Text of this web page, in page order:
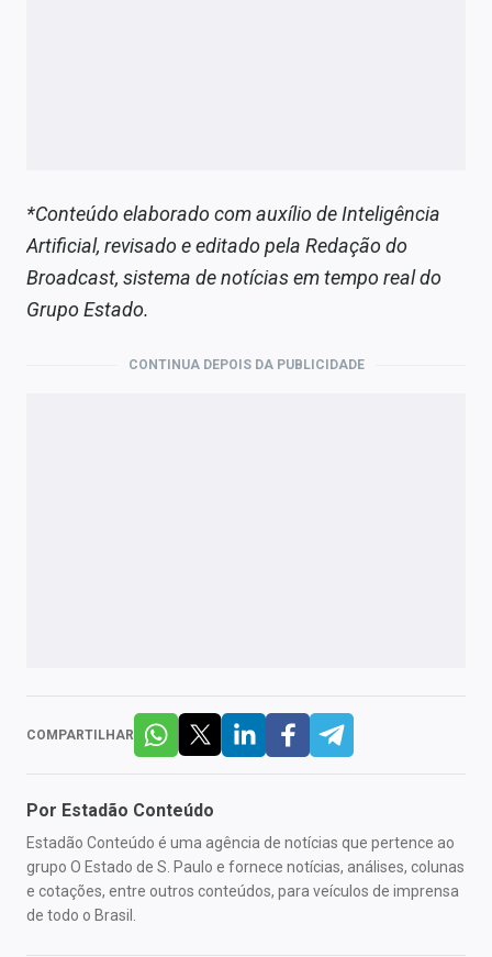
*Conteúdo elaborado com auxílio de Inteligência
Artificial, revisado e editado pela Redação do
Broadcast, sistema de notícias em tempo real do
Grupo Estado.
CONTINUA DEPOIS DA PUBLICIDADE
COMPARTILHAR
Por Estadão Conteúdo
Estadão Conteúdo é uma agência de notícias que pertence ao
grupo O Estado de S. Paulo e fornece notícias, análises, colunas
e cotações, entre outros conteúdos, para veículos de imprensa
de todo o Brasil.